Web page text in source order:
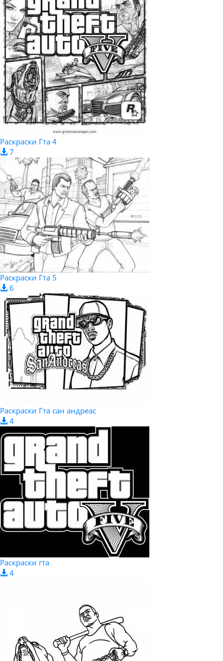
Раскраски Гта 4
7
Раскраски Гта 5
6
Раскраски Гта сан андреас
4
Раскраски гта
4